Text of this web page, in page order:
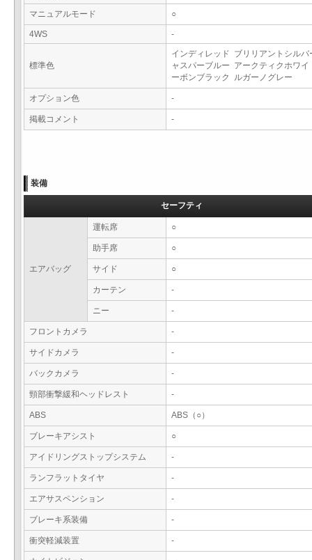
マニュアルモード
○
4WS -
標準色
インディレッド ブリリアントシル
ャスパーブルー アークティクホワ
ーボンブラック ルガーノグレー
オプション色 -
掲載コメント -
装備
セーフティ
エアバッグ
運転席 ○
助手席 ○
サイド ○
カーテン -
ニー -
フロントカメラ -
サイドカメラ -
バックカメラ -
頸部衝撃緩和ヘッドレスト -
ABS ABS（○）
ブレーキアシスト ○
アイドリングストップシステム -
ランフラットタイヤ -
エアサスペンション -
ブレーキ系装備 -
衝突軽減装置 -